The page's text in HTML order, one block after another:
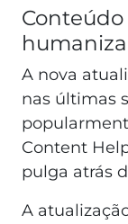
A nova
nas últimas
Content
pulga atrás
A